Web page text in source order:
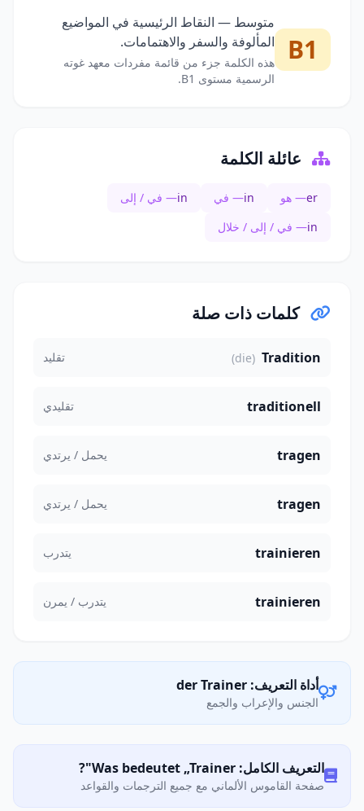
B1
متوسط — النقاط الرئيسية في المواضيع
المألوفة والسفر والاهتمامات.
هذه الكلمة جزء من قائمة مفردات معهد غوته
الرسمية مستوى B1.
عائلة الكلمة
er— هو in— في in— في / إلى
in— في / إلى / خلال
كلمات ذات صلة
Tradition
(die) تقليد
traditionell تقليدي
tragen يحمل / يرتدي
tragen يحمل / يرتدي
trainieren يتدرب
trainieren يتدرب / يمرن
أداة التعريف: der Trainer
الجنس والإعراب والجمع
التعريف الكامل: Was bedeutet „Trainer"?
صفحة القاموس الألماني مع جميع الترجمات والقواعد